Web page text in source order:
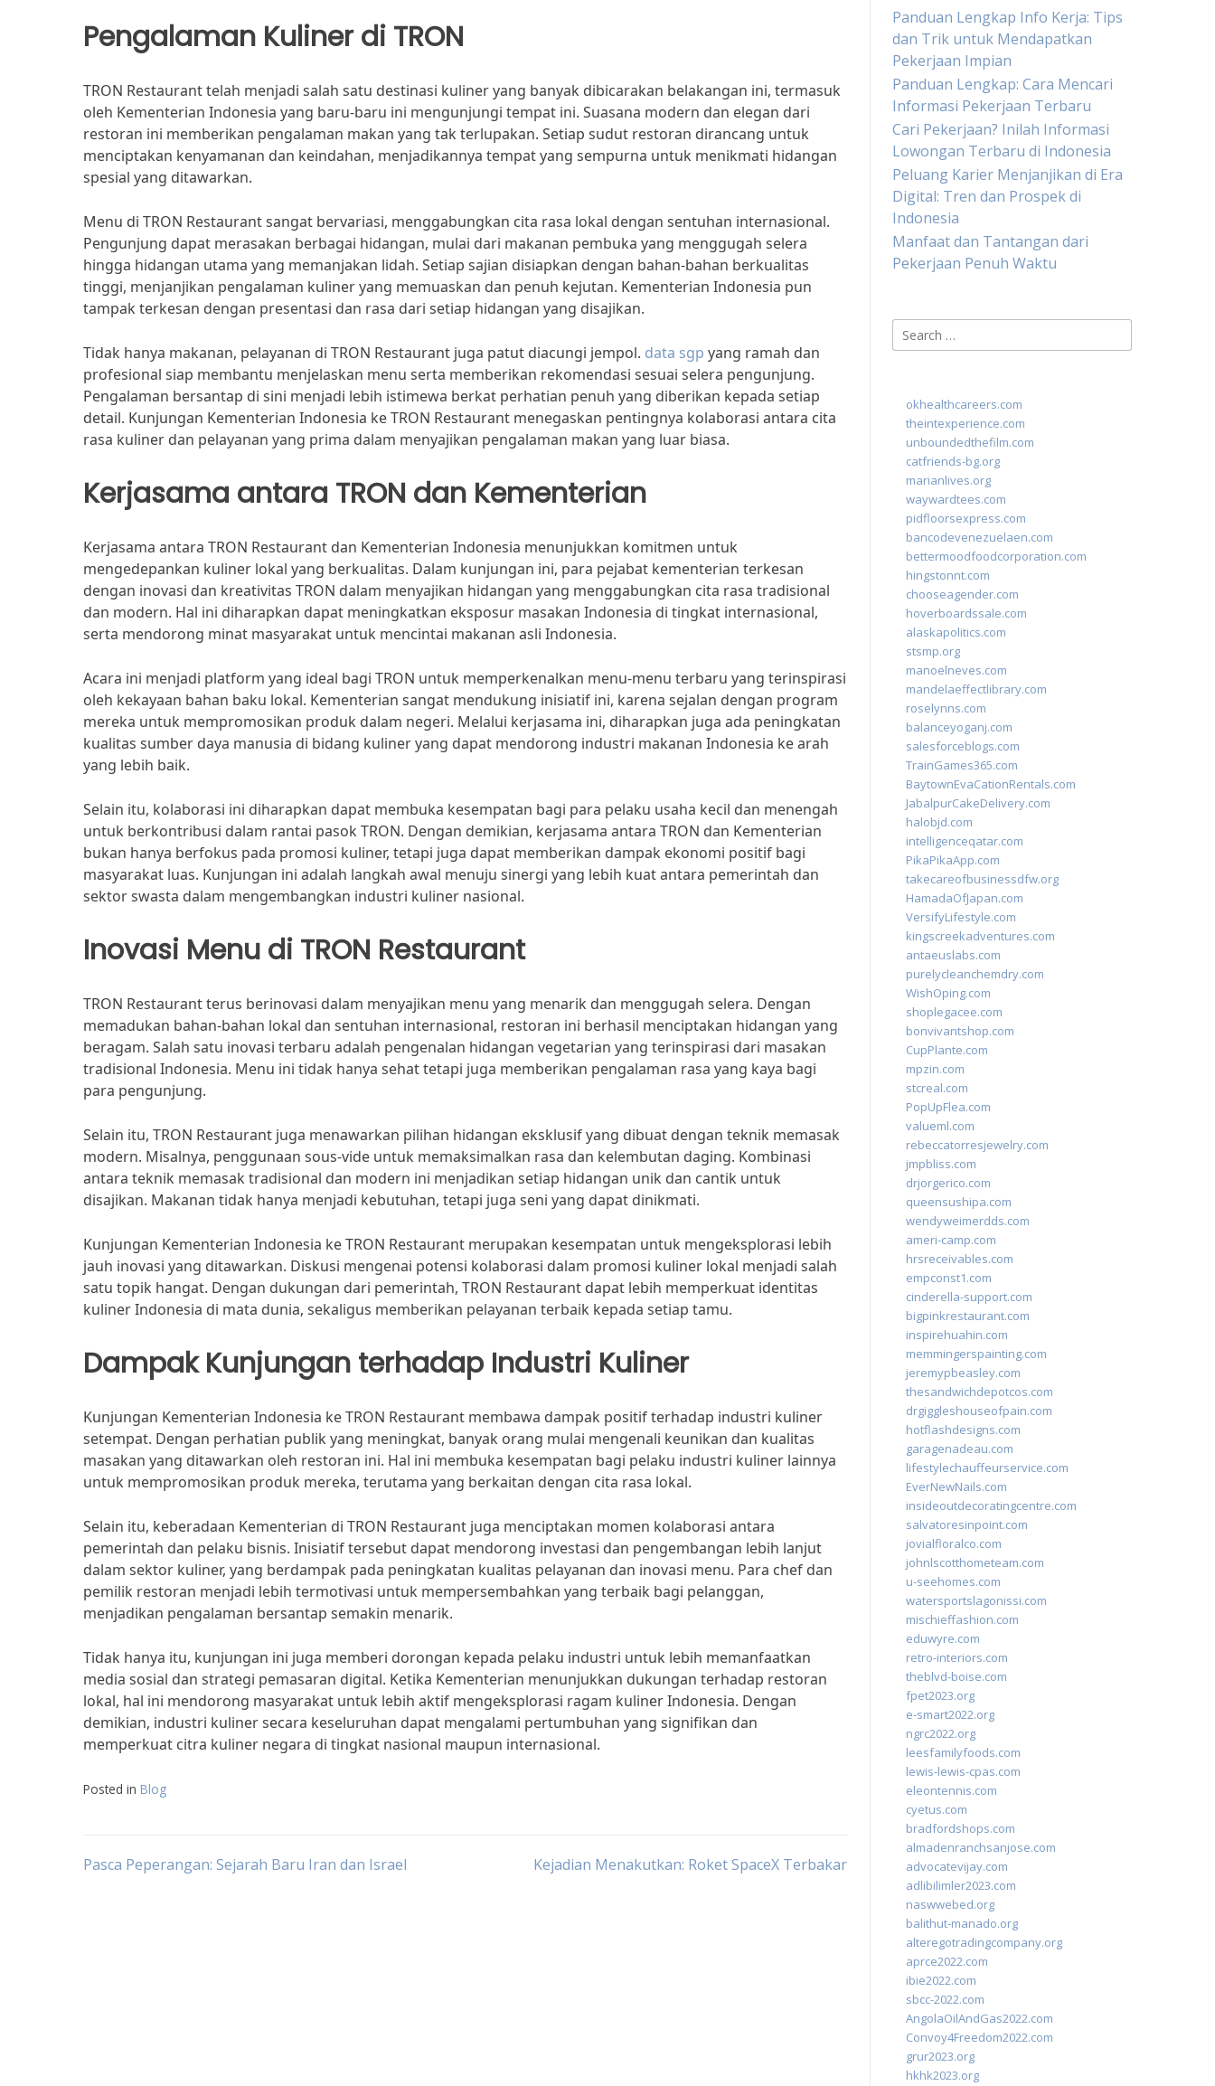
Pengalaman Kuliner di TRON
TRON Restaurant telah menjadi salah satu destinasi kuliner yang banyak dibicarakan belakangan ini, termasuk
oleh Kementerian Indonesia yang baru-baru ini mengunjungi tempat ini. Suasana modern dan elegan dari
restoran ini memberikan pengalaman makan yang tak terlupakan. Setiap sudut restoran dirancang untuk
menciptakan kenyamanan dan keindahan, menjadikannya tempat yang sempurna untuk menikmati hidangan
spesial yang ditawarkan.
Menu di TRON Restaurant sangat bervariasi, menggabungkan cita rasa lokal dengan sentuhan internasional.
Pengunjung dapat merasakan berbagai hidangan, mulai dari makanan pembuka yang menggugah selera
hingga hidangan utama yang memanjakan lidah. Setiap sajian disiapkan dengan bahan-bahan berkualitas
tinggi, menjanjikan pengalaman kuliner yang memuaskan dan penuh kejutan. Kementerian Indonesia pun
tampak terkesan dengan presentasi dan rasa dari setiap hidangan yang disajikan.
Tidak hanya makanan, pelayanan di TRON Restaurant juga patut diacungi jempol. data sgp yang ramah dan
profesional siap membantu menjelaskan menu serta memberikan rekomendasi sesuai selera pengunjung.
Pengalaman bersantap di sini menjadi lebih istimewa berkat perhatian penuh yang diberikan kepada setiap
detail. Kunjungan Kementerian Indonesia ke TRON Restaurant menegaskan pentingnya kolaborasi antara cita
rasa kuliner dan pelayanan yang prima dalam menyajikan pengalaman makan yang luar biasa.
Kerjasama antara TRON dan Kementerian
Kerjasama antara TRON Restaurant dan Kementerian Indonesia menunjukkan komitmen untuk
mengedepankan kuliner lokal yang berkualitas. Dalam kunjungan ini, para pejabat kementerian terkesan
dengan inovasi dan kreativitas TRON dalam menyajikan hidangan yang menggabungkan cita rasa tradisional
dan modern. Hal ini diharapkan dapat meningkatkan eksposur masakan Indonesia di tingkat internasional,
serta mendorong minat masyarakat untuk mencintai makanan asli Indonesia.
Acara ini menjadi platform yang ideal bagi TRON untuk memperkenalkan menu-menu terbaru yang terinspirasi
oleh kekayaan bahan baku lokal. Kementerian sangat mendukung inisiatif ini, karena sejalan dengan program
mereka untuk mempromosikan produk dalam negeri. Melalui kerjasama ini, diharapkan juga ada peningkatan
kualitas sumber daya manusia di bidang kuliner yang dapat mendorong industri makanan Indonesia ke arah
yang lebih baik.
Selain itu, kolaborasi ini diharapkan dapat membuka kesempatan bagi para pelaku usaha kecil dan menengah
untuk berkontribusi dalam rantai pasok TRON. Dengan demikian, kerjasama antara TRON dan Kementerian
bukan hanya berfokus pada promosi kuliner, tetapi juga dapat memberikan dampak ekonomi positif bagi
masyarakat luas. Kunjungan ini adalah langkah awal menuju sinergi yang lebih kuat antara pemerintah dan
sektor swasta dalam mengembangkan industri kuliner nasional.
Inovasi Menu di TRON Restaurant
TRON Restaurant terus berinovasi dalam menyajikan menu yang menarik dan menggugah selera. Dengan
memadukan bahan-bahan lokal dan sentuhan internasional, restoran ini berhasil menciptakan hidangan yang
beragam. Salah satu inovasi terbaru adalah pengenalan hidangan vegetarian yang terinspirasi dari masakan
tradisional Indonesia. Menu ini tidak hanya sehat tetapi juga memberikan pengalaman rasa yang kaya bagi
para pengunjung.
Selain itu, TRON Restaurant juga menawarkan pilihan hidangan eksklusif yang dibuat dengan teknik memasak
modern. Misalnya, penggunaan sous-vide untuk memaksimalkan rasa dan kelembutan daging. Kombinasi
antara teknik memasak tradisional dan modern ini menjadikan setiap hidangan unik dan cantik untuk
disajikan. Makanan tidak hanya menjadi kebutuhan, tetapi juga seni yang dapat dinikmati.
Kunjungan Kementerian Indonesia ke TRON Restaurant merupakan kesempatan untuk mengeksplorasi lebih
jauh inovasi yang ditawarkan. Diskusi mengenai potensi kolaborasi dalam promosi kuliner lokal menjadi salah
satu topik hangat. Dengan dukungan dari pemerintah, TRON Restaurant dapat lebih memperkuat identitas
kuliner Indonesia di mata dunia, sekaligus memberikan pelayanan terbaik kepada setiap tamu.
Dampak Kunjungan terhadap Industri Kuliner
Kunjungan Kementerian Indonesia ke TRON Restaurant membawa dampak positif terhadap industri kuliner
setempat. Dengan perhatian publik yang meningkat, banyak orang mulai mengenali keunikan dan kualitas
masakan yang ditawarkan oleh restoran ini. Hal ini membuka kesempatan bagi pelaku industri kuliner lainnya
untuk mempromosikan produk mereka, terutama yang berkaitan dengan cita rasa lokal.
Selain itu, keberadaan Kementerian di TRON Restaurant juga menciptakan momen kolaborasi antara
pemerintah dan pelaku bisnis. Inisiatif tersebut dapat mendorong investasi dan pengembangan lebih lanjut
dalam sektor kuliner, yang berdampak pada peningkatan kualitas pelayanan dan inovasi menu. Para chef dan
pemilik restoran menjadi lebih termotivasi untuk mempersembahkan yang terbaik bagi pelanggan,
menjadikan pengalaman bersantap semakin menarik.
Tidak hanya itu, kunjungan ini juga memberi dorongan kepada pelaku industri untuk lebih memanfaatkan
media sosial dan strategi pemasaran digital. Ketika Kementerian menunjukkan dukungan terhadap restoran
lokal, hal ini mendorong masyarakat untuk lebih aktif mengeksplorasi ragam kuliner Indonesia. Dengan
demikian, industri kuliner secara keseluruhan dapat mengalami pertumbuhan yang signifikan dan
memperkuat citra kuliner negara di tingkat nasional maupun internasional.
Posted in Blog
Post
Pasca Peperangan: Sejarah Baru Iran dan Israel Kejadian Menakutkan: Roket SpaceX Terbakar
Panduan Lengkap Info Kerja: Tips
dan Trik untuk Mendapatkan
Pekerjaan Impian
Panduan Lengkap: Cara Mencari
Informasi Pekerjaan Terbaru
Cari Pekerjaan? Inilah Informasi
Lowongan Terbaru di Indonesia
Peluang Karier Menjanjikan di Era
Digital: Tren dan Prospek di
Indonesia
Manfaat dan Tantangan dari
Pekerjaan Penuh Waktu
Search
for:
okhealthcareers.com
theintexperience.com
unboundedthefilm.com
catfriends-bg.org
marianlives.org
waywardtees.com
pidfloorsexpress.com
bancodevenezuelaen.com
bettermoodfoodcorporation.com
hingstonnt.com
chooseagender.com
hoverboardssale.com
alaskapolitics.com
stsmp.org
manoelneves.com
mandelaeffectlibrary.com
roselynns.com
balanceyoganj.com
salesforceblogs.com
TrainGames365.com
BaytownEvaCationRentals.com
JabalpurCakeDelivery.com
halobjd.com
intelligenceqatar.com
PikaPikaApp.com
takecareofbusinessdfw.org
HamadaOfJapan.com
VersifyLifestyle.com
kingscreekadventures.com
antaeuslabs.com
purelycleanchemdry.com
WishOping.com
shoplegacee.com
bonvivantshop.com
CupPlante.com
mpzin.com
stcreal.com
PopUpFlea.com
valueml.com
rebeccatorresjewelry.com
jmpbliss.com
drjorgerico.com
queensushipa.com
wendyweimerdds.com
ameri-camp.com
hrsreceivables.com
empconst1.com
cinderella-support.com
bigpinkrestaurant.com
inspirehuahin.com
memmingerspainting.com
jeremypbeasley.com
thesandwichdepotcos.com
drgiggleshouseofpain.com
hotflashdesigns.com
garagenadeau.com
lifestylechauffeurservice.com
EverNewNails.com
insideoutdecoratingcentre.com
salvatoresinpoint.com
jovialfloralco.com
johnlscotthometeam.com
u-seehomes.com
watersportslagonissi.com
mischieffashion.com
eduwyre.com
retro-interiors.com
theblvd-boise.com
fpet2023.org
e-smart2022.org
ngrc2022.org
leesfamilyfoods.com
lewis-lewis-cpas.com
eleontennis.com
cyetus.com
bradfordshops.com
almadenranchsanjose.com
advocatevijay.com
adlibilimler2023.com
naswwebed.org
balithut-manado.org
alteregotradingcompany.org
aprce2022.com
ibie2022.com
sbcc-2022.com
AngolaOilAndGas2022.com
Convoy4Freedom2022.com
grur2023.org
hkhk2023.org